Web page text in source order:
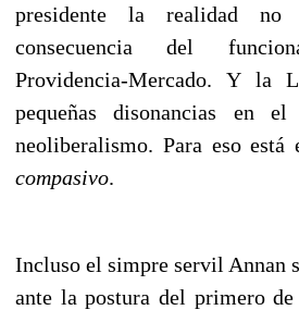
presidente la realidad
consecuencia del
Providencia-Mercado. Y la
pequeñas disonancias en
neoliberalismo. Para eso está
compasivo.
Incluso el simpre servil Annan
ante la postura del primero de